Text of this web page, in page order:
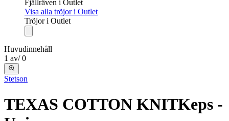
Fjällräven i Outlet
Visa alla tröjor i Outlet
Tröjor i Outlet
Huvudinnehåll
1 av/ 0
Stetson
TEXAS COTTON KNITKeps -